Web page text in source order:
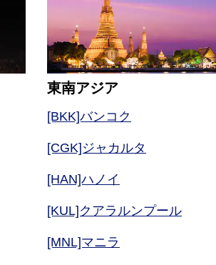
東南アジア
[BKK]バンコク
[CGK]ジャカルタ
[HAN]ハノイ
[KUL]クアラルンプール
[MNL]マニラ